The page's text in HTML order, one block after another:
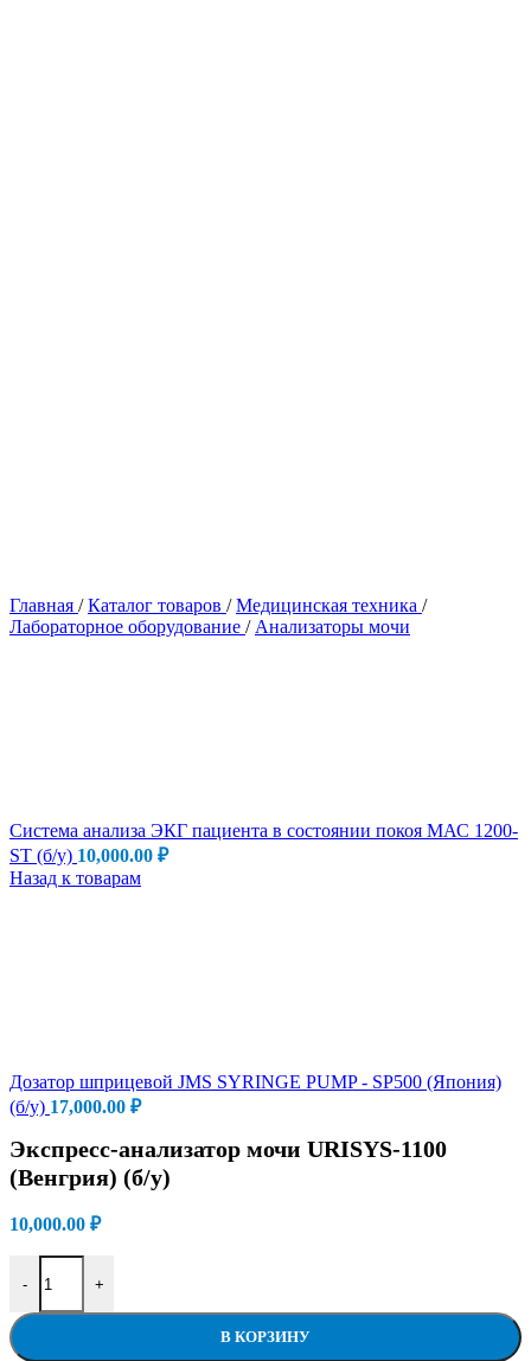
Главная / Каталог товаров / Медицинская техника /
Лабораторное оборудование / Анализаторы мочи
Система анализа ЭКГ пациента в состоянии покоя МАС 1200-
ST (б/у) 10,000.00 ₽
Назад к товарам
Дозатор шприцевой JMS SYRINGE PUMP - SP500 (Япония)
(б/у) 17,000.00 ₽
Экспресс-анализатор мочи URISYS-1100
(Венгрия) (б/у)
10,000.00 ₽
-
Количество товара Экспресс-анализатор мочи URISYS-1100
+
В КОРЗИНУ